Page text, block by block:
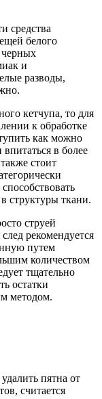
средства
белого
черных
и
разводы,
кетчупа, то для
к обработке
как можно
в более
стоит
структуры ткани.
струей
рекомендуется
путем
количеством
тщательно
остатки
методом.
пятна от
считается